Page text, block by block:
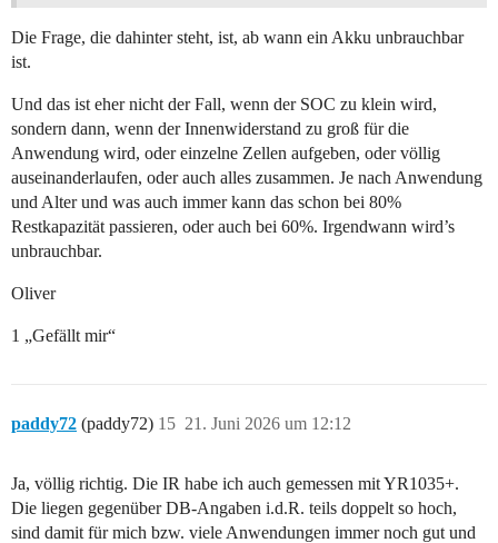
Die Frage, die dahinter steht, ist, ab wann ein Akku unbrauchbar
ist.
Und das ist eher nicht der Fall, wenn der SOC zu klein wird,
sondern dann, wenn der Innenwiderstand zu groß für die
Anwendung wird, oder einzelne Zellen aufgeben, oder völlig
auseinanderlaufen, oder auch alles zusammen. Je nach Anwendung
und Alter und was auch immer kann das schon bei 80%
Restkapazität passieren, oder auch bei 60%. Irgendwann wird’s
unbrauchbar.
Oliver
1 „Gefällt mir“
paddy72 (paddy72) 21. Juni 2026 um 12:12
15
Ja, völlig richtig. Die IR habe ich auch gemessen mit YR1035+.
Die liegen gegenüber DB-Angaben i.d.R. teils doppelt so hoch,
sind damit für mich bzw. viele Anwendungen immer noch gut und